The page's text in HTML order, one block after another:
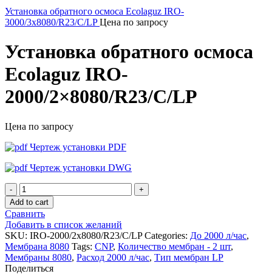
Установка обратного осмоса Ecolaguz IRO-
3000/3x8080/R23/C/LPЦена по запросу
Установка обратного осмоса
Ecolaguz IRO-
2000/2×8080/R23/C/LP
Цена по запросу
Чертеж установки PDF
Чертеж установки DWG
Установка
обратного
осмоса
Ecolaguz
IRO-
2000/2x8080/R23/C/LP
quantity
Add to cart
Сравнить
Добавить в список желаний
SKU: IRO-2000/2x8080/R23/C/LP Categories: До 2000 л/час,
Мембрана 8080 Tags: CNP, Количество мембран - 2 шт,
Мембраны 8080, Расход 2000 л/час, Тип мембран LP
Поделиться